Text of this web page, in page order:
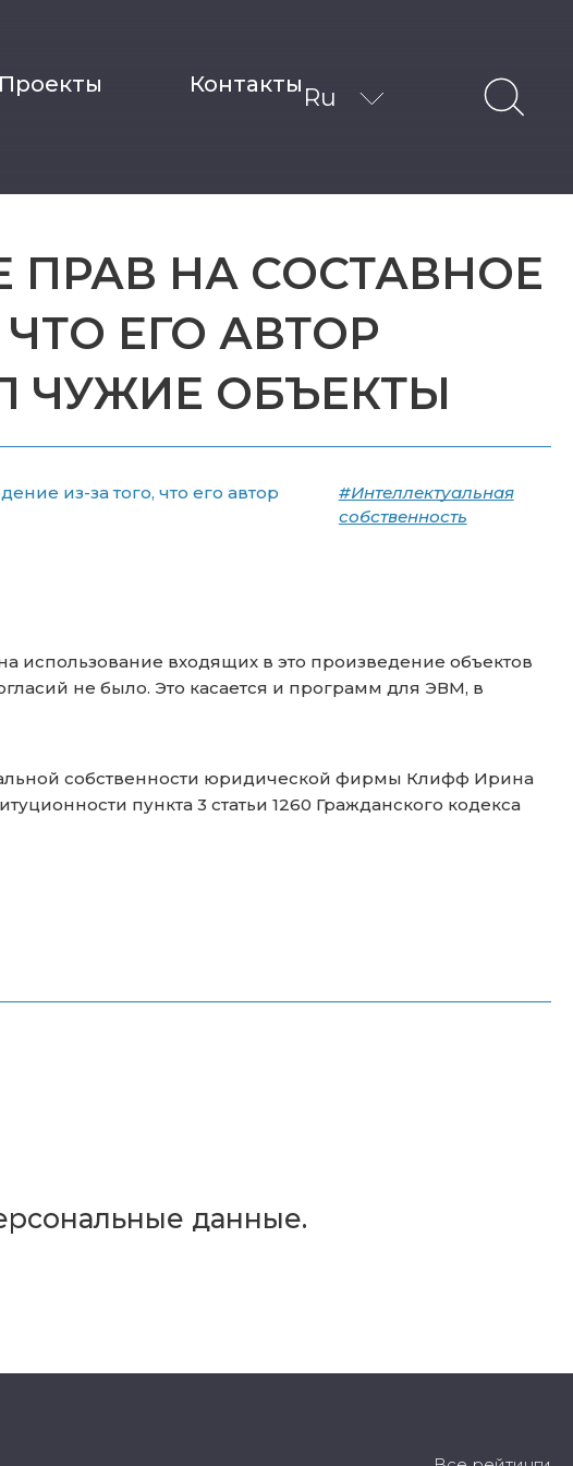
Проекты Контакты Ru
ПРАВ НА СОСТАВНОЕ
ЕГО АВТОР
ЧУЖИЕ ОБЪЕКТЫ
из-за того, что его автор
#Интеллектуальная
собственность
использование входящих в это произведение объектов
не было. Это касается и программ для ЭВМ, в
собственности юридической фирмы Клифф Ирина
пункта 3 статьи 1260 Гражданского кодекса
данные.